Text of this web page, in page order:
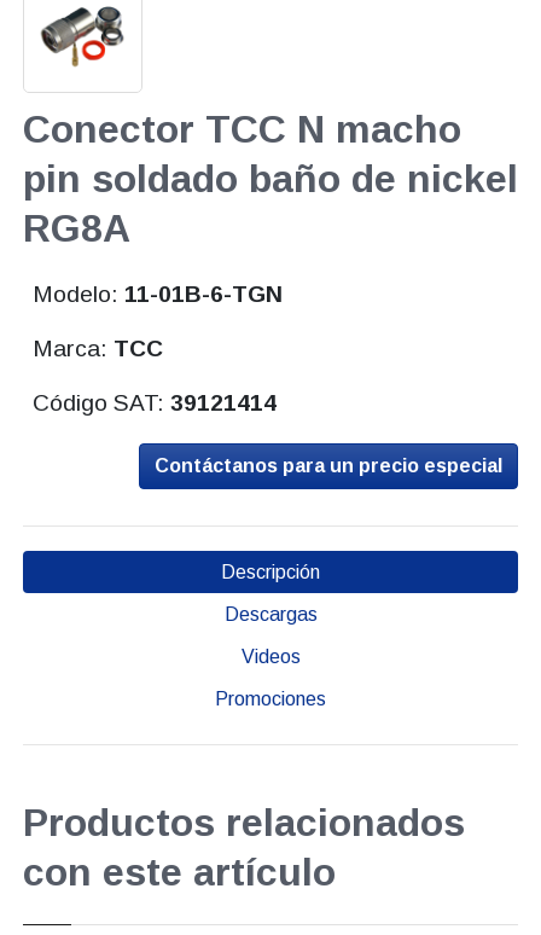
Conector TCC N macho
pin soldado baño de nickel
RG8A
Modelo: 11-01B-6-TGN
Marca: TCC
Código SAT:39121414
Contáctanos para un precio especial
Descripción
Descargas
Videos
Promociones
Productos relacionados
con este artículo